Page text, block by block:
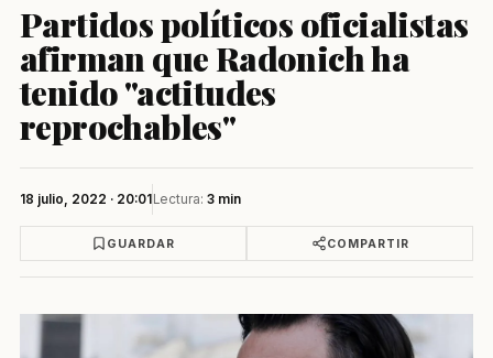
Partidos políticos oficialistas
afirman que Radonich ha
tenido "actitudes
reprochables"
18 julio, 2022 · 20:01Lectura: 3 min
GUARDAR COMPARTIR